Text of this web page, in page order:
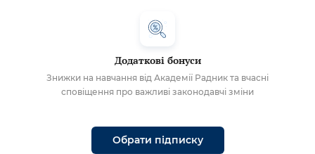
Додаткові бонуси
Знижки на навчання від Академії Радник та вчасні
сповіщення про важливі законодавчі зміни
Обрати підписку